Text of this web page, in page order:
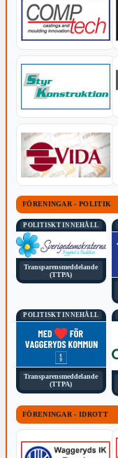
FÖRENINGAR - POLITIK
POLITISKT INNEHÅLL
Transparensmeddelande
(TTPA)
POLITISKT INNEHÅLL
Transparensmeddelande
(TTPA)
FÖRENINGAR - IDROTT